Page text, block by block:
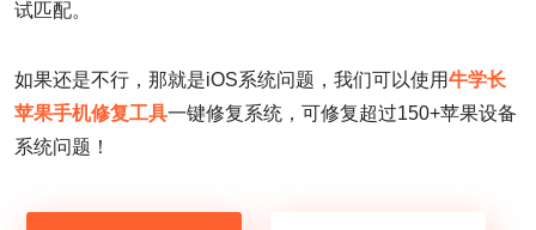
试匹配。
如果还是不行，那就是iOS系统问题，我们可以使用牛学长
苹果手机修复工具一键修复系统，可修复超过150+苹果设备
系统问题！